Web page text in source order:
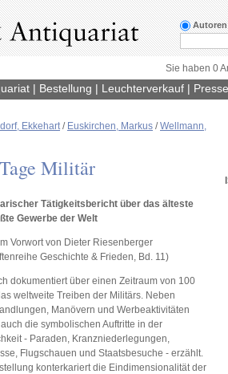
Sie haben 0
| Bestellung | Leuchterverkauf| Presse
Ekkehart/ Euskirchen, Markus /Wellmann,
Militär
Tätigkeitsbericht über das älteste
Gewerbe der Welt
Vorwort von Dieter Riesenberger
Geschichte & Frieden, Bd. 11)
dokumentiert über einen Zeitraum von 100
weltweite Treiben der Militärs. Neben
Manövern und Werbeaktivitäten
die symbolischen Auftritte in der
- Paraden, Kranzniederlegungen,
Flugschauen und Staatsbesuche - erzählt.
konterkariert die Eindimensionalität der